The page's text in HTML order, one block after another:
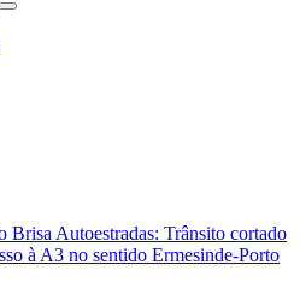
Brisa Autoestradas: Trânsito cortado
à A3 no sentido Ermesinde-Porto